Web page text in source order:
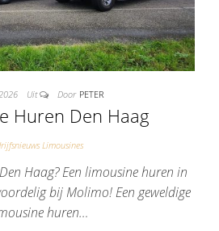
Uit Door PETER
Huren Den Haag
Limousines
Haag? Een limousine huren in
bij Molimo! Een geweldige
huren…